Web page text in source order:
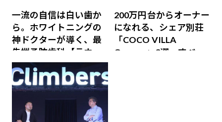
一流の自信は白い歯か
ら。ホワイトニングの
神ドクターが導く、最
先端予防歯科【ラウン
ジ会員特典あり】
200万円台からオーナー
になれる、シェア別荘
「COCO VILLA
Owners」3選。すべて